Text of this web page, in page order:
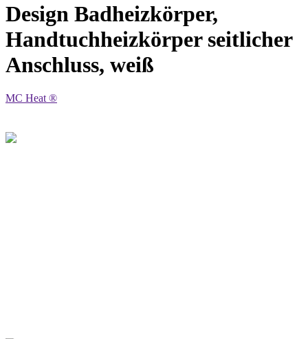
Design Badheizkörper,
Handtuchheizkörper seitlicher
Anschluss, weiß
MC Heat ®